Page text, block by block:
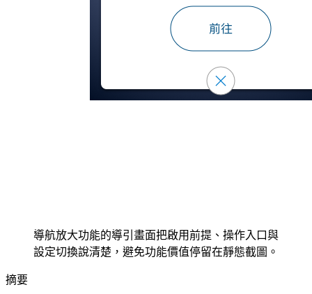
導航放大功能的導引畫面把啟用前提、操作入口與
設定切換說清楚，避免功能價值停留在靜態截圖。
摘要